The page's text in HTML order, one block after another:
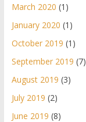
March 2020 (1)
January 2020 (1)
October 2019 (1)
September 2019 (7)
August 2019 (3)
July 2019 (2)
June 2019 (8)